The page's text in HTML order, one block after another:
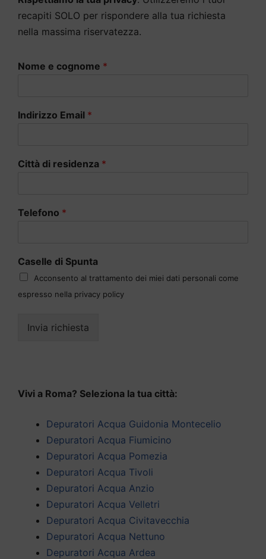
recapiti SOLO per rispondere alla tua richiesta
nella massima riservatezza.
Nome e cognome *
Indirizzo Email *
Città di residenza *
Telefono *
Caselle di Spunta
Acconsento al trattamento dei miei dati personali come
espresso nella privacy policy
Invia richiesta
Vivi a Roma? Seleziona la tua città:
Depuratori Acqua Guidonia Montecelio
Depuratori Acqua Fiumicino
Depuratori Acqua Pomezia
Depuratori Acqua Tivoli
Depuratori Acqua Anzio
Depuratori Acqua Velletri
Depuratori Acqua Civitavecchia
Depuratori Acqua Nettuno
Depuratori Acqua Ardea